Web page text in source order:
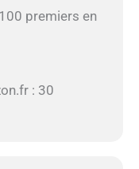
premiers en
: 30